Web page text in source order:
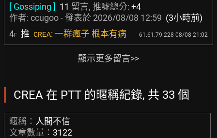
[ Gossiping ] 11 留言, 推噓總分: +4
作者: ccugoo- 發表於 2026/08/08 12:59 (3小時前)
4F 推 CREA: 一群瘋子 根本有病 61.61.79.228 08/08 21:02
顯示更多留言>>
CREA 在 PTT 的暱稱紀錄, 共 33 個
暱稱： 人間不信
文章數量： 3122